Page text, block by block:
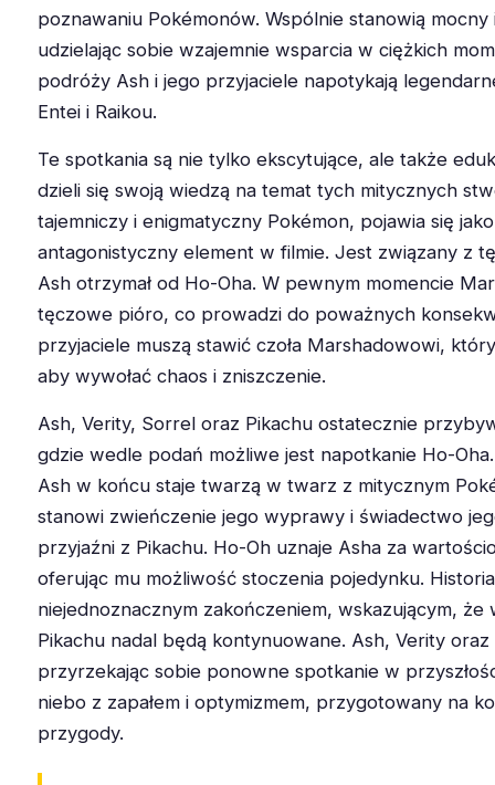
poznawaniu Pokémonów. Wspólnie stanowią mocny
udzielając sobie wzajemnie wsparcia w ciężkich
podróży Ash i jego przyjaciele napotykają
Entei i Raikou.
Te spotkania są nie tylko ekscytujące, ale także
dzieli się swoją wiedzą na temat tych mitycznych
tajemniczy i enigmatyczny Pokémon, pojawia się
antagonistyczny element w filmie. Jest związany z
Ash otrzymał od Ho-Oha. W pewnym momencie
tęczowe pióro, co prowadzi do poważnych
przyjaciele muszą stawić czoła Marshadowowi,
aby wywołać chaos i zniszczenie.
Ash, Verity, Sorrel oraz Pikachu ostatecznie
gdzie wedle podań możliwe jest napotkanie Ho-
Ash w końcu staje twarzą w twarz z mitycznym
stanowi zwieńczenie jego wyprawy i świadectwo
przyjaźni z Pikachu. Ho-Oh uznaje Asha za
oferując mu możliwość stoczenia pojedynku.
niejednoznacznym zakończeniem, wskazującym, że
Pikachu nadal będą kontynuowane. Ash, Verity
przyrzekając sobie ponowne spotkanie w
niebo z zapałem i optymizmem, przygotowany na
przygody.